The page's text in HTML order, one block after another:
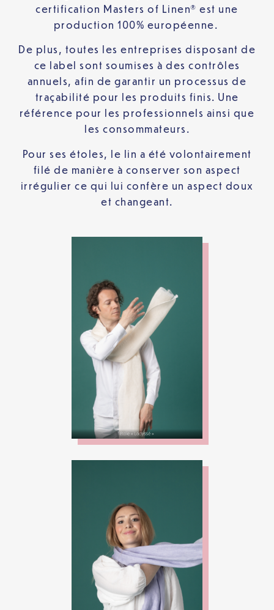
certification Masters of Linen® est une
production 100% européenne.
De plus, toutes les entreprises disposant de
ce label sont soumises à des contrôles
annuels, afin de garantir un processus de
traçabilité pour les produits finis. Une
référence pour les professionnels ainsi que
les consommateurs.
Pour ses étoles, le lin a été volontairement
filé de manière à conserver son aspect
irrégulier ce qui lui confère un aspect doux
et changeant.